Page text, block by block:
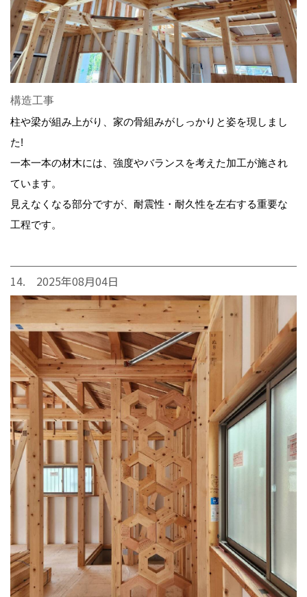
構造工事
柱や梁が組み上がり、家の骨組みがしっかりと姿を現しまし
た!
一本一本の材木には、強度やバランスを考えた加工が施され
ています。
見えなくなる部分ですが、耐震性・耐久性を左右する重要な
工程です。
14. 2025年08月04日